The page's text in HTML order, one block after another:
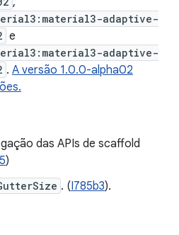
adaptive-
e
adaptive-
. A versão 1.0.0-alpha02
das APIs de scaffold
)
. (I785b3).